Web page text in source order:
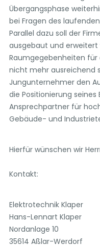
Übergangsphase
bei Fragen des
Parallel dazu soll der
ausgebaut und erweitert
Raumgegebenheiten
nicht mehr ausreichend
Jungunternehmer den
die Positionierung
Ansprechpartner für
Gebäude- und
Hierfür wünschen wir
Kontakt:
Elektrotechnik Klaper
Hans-Lennart Klaper
Nordanlage 10
35614 Aßlar-Werdorf